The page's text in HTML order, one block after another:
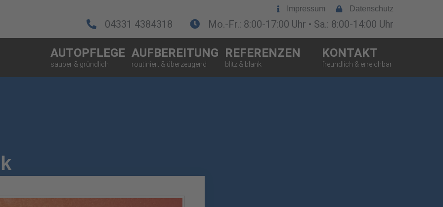
Impressum Datenschutz
04331 4384318 Mo.-Fr.: 8:00-17:00 Uhr • Sa.: 8:00-14:00 Uhr
AUTOPFLEGE AUFBEREITUNG REFERENZEN KONTAKT